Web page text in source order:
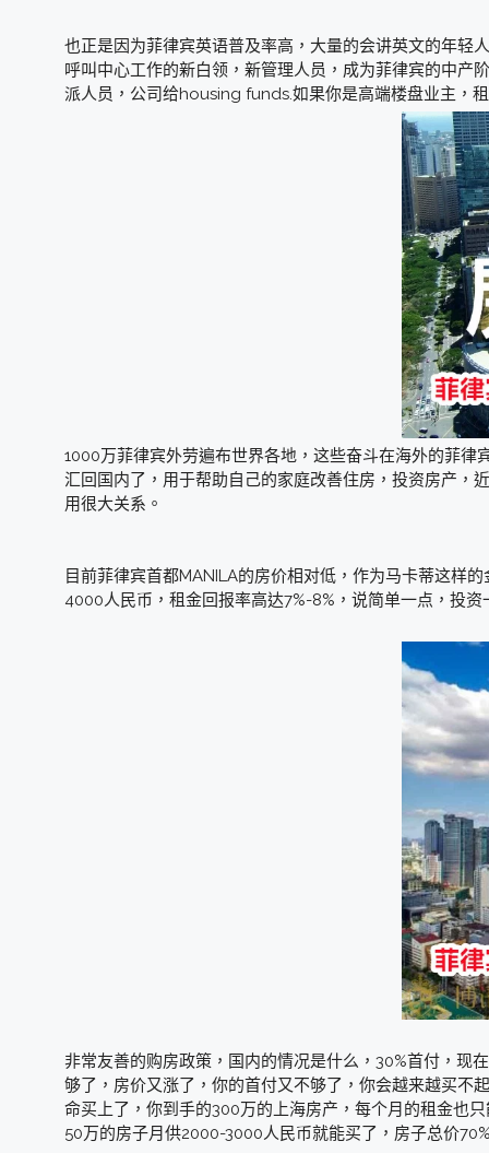
也正是因为菲律宾英语普及率高，大量的会讲英文的年轻
呼叫中心工作的新白领，新管理人员，成为菲律宾的中产
派人员，公司给housing funds.如果你是高端楼盘业主，
1000万菲律宾外劳遍布世界各地，这些奋斗在海外的菲
汇回国内了，用于帮助自己的家庭改善住房，投资房产，
用很大关系。
目前菲律宾首都MANILA的房价相对低，作为马卡蒂这样
4000人民币，租金回报率高达7%-8%，说简单一点，投
非常友善的购房政策，国内的情况是什么，30%首付，现
够了，房价又涨了，你的首付又不够了，你会越来越买不
命买上了，你到手的300万的上海房产，每个月的租金也
50万的房子月供2000-3000人民币就能买了，房子总价